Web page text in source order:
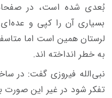
بُعدی شده است، در
بسیاری آن را کپی و
لرستان همین است اما
به خطر انداخته اند.
نبی‌الله فیروزی گفت: در
تفکر شود در غیر این صورت